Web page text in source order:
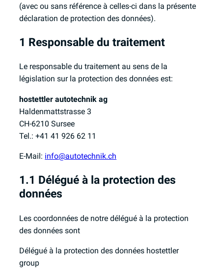
(avec ou sans référence à celles-ci dans la présente
déclaration de protection des données).
1 Responsable du traitement
Le responsable du traitement au sens de la
législation sur la protection des données est:
hostettler autotechnik ag
Haldenmattstrasse 3
CH-6210 Sursee
Tel.: +41 41 926 62 11
E-Mail: info@autotechnik.ch
1.1 Délégué à la protection des
données
Les coordonnées de notre délégué à la protection
des données sont
Délégué à la protection des données hostettler
group